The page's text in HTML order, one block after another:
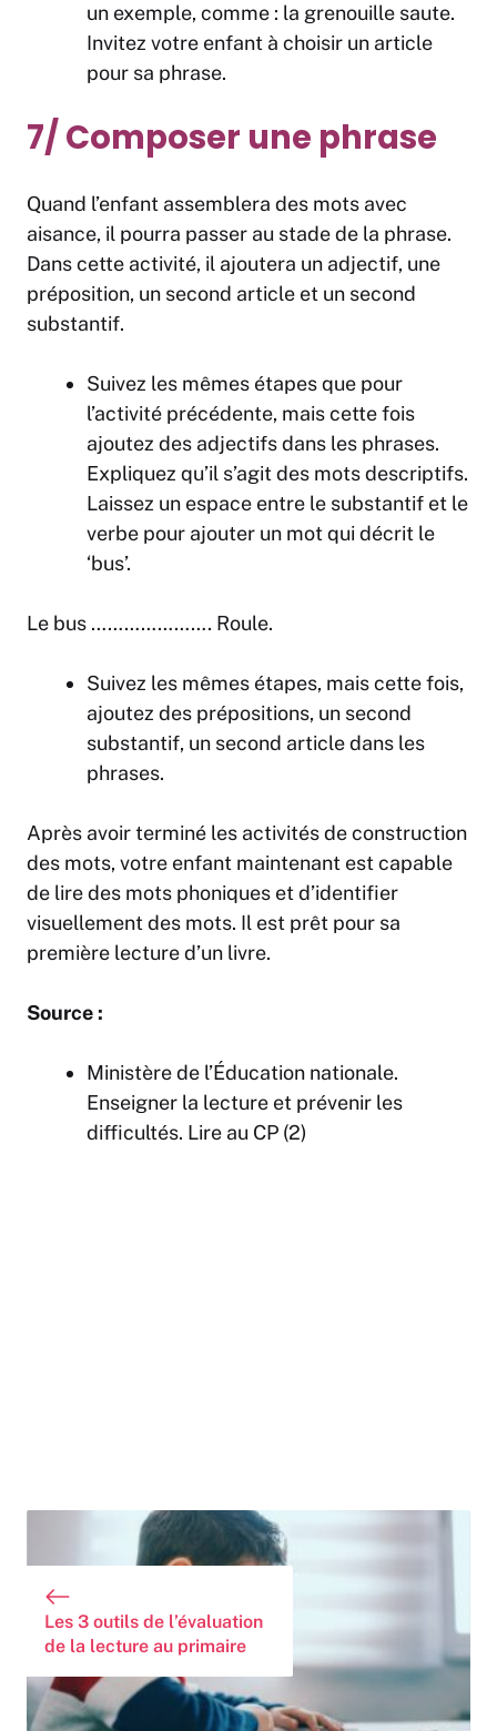
un exemple, comme : la grenouille saute.
Invitez votre enfant à choisir un article
pour sa phrase.
7/ Composer une phrase
Quand l’enfant assemblera des mots avec
aisance, il pourra passer au stade de la phrase.
Dans cette activité, il ajoutera un adjectif, une
préposition, un second article et un second
substantif.
Suivez les mêmes étapes que pour
l’activité précédente, mais cette fois
ajoutez des adjectifs dans les phrases.
Expliquez qu’il s’agit des mots descriptifs.
Laissez un espace entre le substantif et le
verbe pour ajouter un mot qui décrit le
‘bus’.
Le bus …………………. Roule.
Suivez les mêmes étapes, mais cette fois,
ajoutez des prépositions, un second
substantif, un second article dans les
phrases.
Après avoir terminé les activités de construction
des mots, votre enfant maintenant est capable
de lire des mots phoniques et d’identifier
visuellement des mots. Il est prêt pour sa
première lecture d’un livre.
Source :
Ministère de l’Éducation nationale.
Enseigner la lecture et prévenir les
difficultés. Lire au CP (2)
Les 3 outils de l’évaluation
de la lecture au primaire